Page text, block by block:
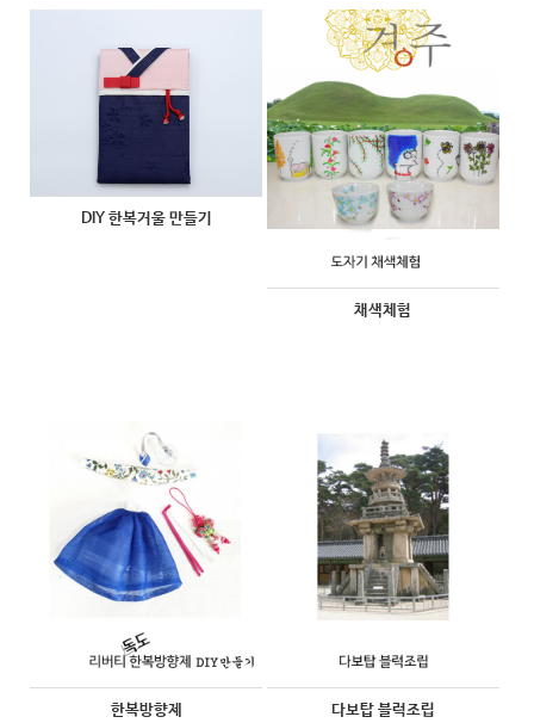
DIY 한복거울 만들기
채색체험
한복방향제 다보탑 블럭조립